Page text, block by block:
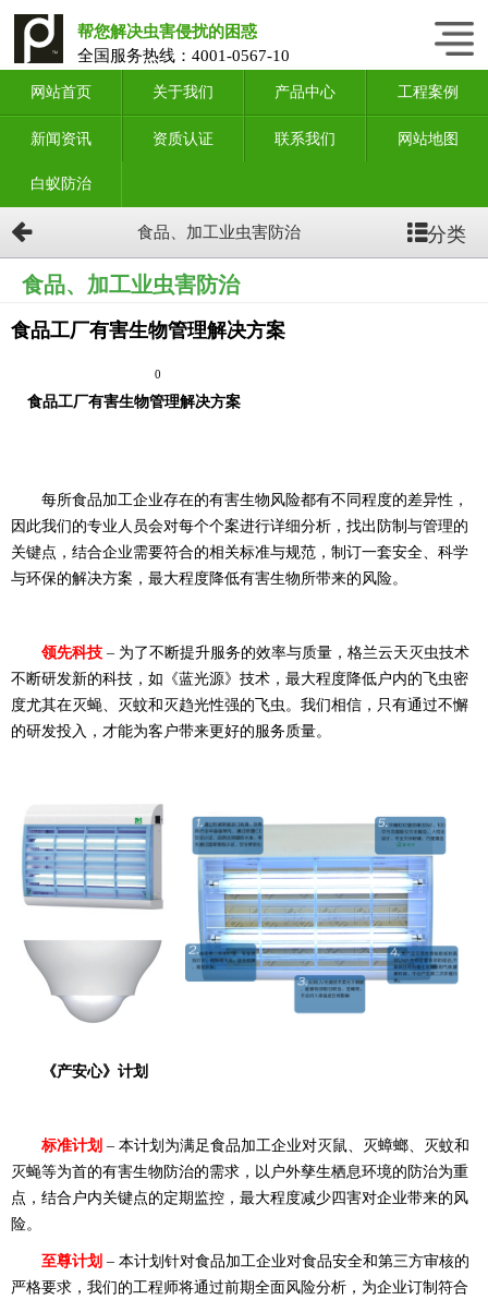
帮您解决虫害侵扰的困惑
全国服务热线：4001-0567-10
网站首页 关于我们 产品中心 工程案例
新闻资讯 资质认证 联系我们 网站地图
白蚁防治
食品、加工业虫害防治 分类
食品、加工业虫害防治
食品工厂有害生物管理解决方案
0
食品工厂有害生物管理解决方案
每所食品加工企业存在的有害生物风险都有不同程度的差异性，
因此我们的专业人员会对每个个案进行详细分析，找出防制与管理的
关键点，结合企业需要符合的相关标准与规范，制订一套安全、科学
与环保的解决方案，最大程度降低有害生物所带来的风险。
领先科技 – 为了不断提升服务的效率与质量，格兰云天灭虫技术
不断研发新的科技，如《蓝光源》技术，最大程度降低户内的飞虫密
度尤其在灭蝇、灭蚊和灭趋光性强的飞虫。我们相信，只有通过不懈
的研发投入，才能为客户带来更好的服务质量。
《产安心》计划
标准计划 – 本计划为满足食品加工企业对灭鼠、灭蟑螂、灭蚊和
灭蝇等为首的有害生物防治的需求，以户外孳生栖息环境的防治为重
点，结合户内关键点的定期监控，最大程度减少四害对企业带来的风
险。
至尊计划 – 本计划针对食品加工企业对食品安全和第三方审核的
严格要求，我们的工程师将通过前期全面风险分析，为企业订制符合